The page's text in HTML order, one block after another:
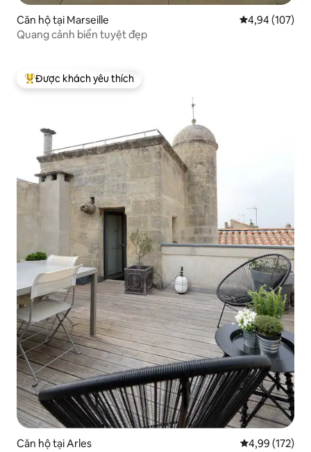
Căn hộ tại Marseille Xếp hạng
4,94 (107)
Quang cảnh biển tuyệt đẹp
Được khách yêu thích nhất
Được khách yêu thích
Căn hộ tại Arles Xếp hạng
4,99 (172)